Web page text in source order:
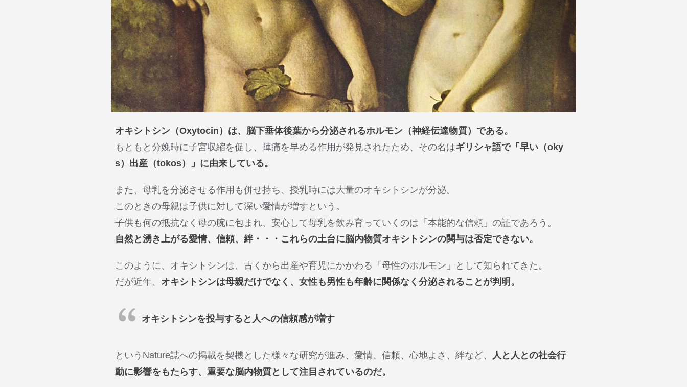
オキシトシン（Oxytocin）は、脳下垂体後葉から分泌されるホルモン（神経伝達物質）である。
もともと分娩時に子宮収縮を促し、陣痛を早める作用が発見されたため、その名はギリシャ語で「早い（oky
s）出産（tokos）」に由来している。
また、母乳を分泌させる作用も併せ持ち、授乳時には大量のオキシトシンが分泌。
このときの母親は子供に対して深い愛情が増すという。
子供も何の抵抗なく母の腕に包まれ、安心して母乳を飲み育っていくのは「本能的な信頼」の証であろう。
自然と湧き上がる愛情、信頼、絆・・・これらの土台に脳内物質オキシトシンの関与は否定できない。
このように、オキシトシンは、古くから出産や育児にかかわる「母性のホルモン」として知られてきた。
だが近年、 オキシトシンは母親だけでなく、女性も男性も年齢に関係なく分泌されることが判明。
オキシトシンを投与すると人への信頼感が増す
というNature誌への掲載を契機とした様々な研究が進み、愛情、信頼、心地よさ、絆など、
人と人との社会行
動に影響をもたらす、重要な脳内物質として注目されているのだ。